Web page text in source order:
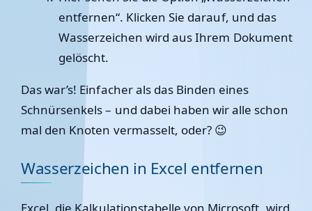
entfernen“. Klicken Sie darauf, und das
Wasserzeichen wird aus Ihrem Dokument
gelöscht.
Das war’s! Einfacher als das Binden eines
Schnürsenkels – und dabei haben wir alle schon
mal den Knoten vermasselt, oder? 😉
Wasserzeichen in Excel entfernen